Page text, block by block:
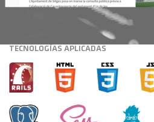
TECNOLOGÍAS APLICADAS